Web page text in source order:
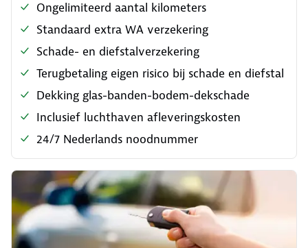
Ongelimiteerd aantal kilometers
Standaard extra WA verzekering
Schade- en diefstalverzekering
Terugbetaling eigen risico bij schade en diefstal
Dekking glas-banden-bodem-dekschade
Inclusief luchthaven afleveringskosten
24/7 Nederlands noodnummer